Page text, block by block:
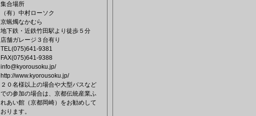
集合場所
（有）中村ローソク
京蝋燭なかむら
地下鉄・近鉄竹田駅より徒歩５分
店舗ガレージ３台有り
TEL(075)641-9381
FAX(075)641-9388
info@kyorousoku.jp/
http://www.kyorousoku.jp/
２０名様以上の場合や大型バスなど
での参加の場合は、京都伝統産業ふ
れあい館（京都岡崎）をお勧めして
おります。